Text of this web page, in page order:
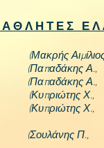
Α Θ Λ Η Τ Ε Σ Ε Λ
(Μακρής
(Παπαδάκης
(Παπαδάκης
(Κυπριώτης
(Κυπριώτης Χ.,
(Σουλάνης